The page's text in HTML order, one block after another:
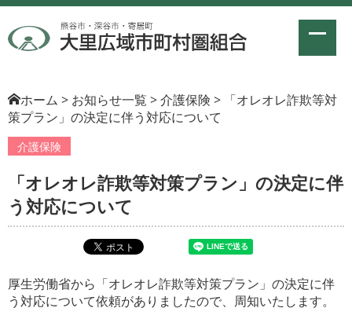
ホーム > お知らせ一覧 >介護保険 > 「オレオレ詐欺等対
策プラン」の決定に伴う対応について
介護保険
「オレオレ詐欺等対策プラン」の決定に伴
う対応について
厚生労働省から「オレオレ詐欺等対策プラン」の決定に伴
う対応について依頼がありましたので、周知いたします。